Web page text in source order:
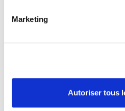
Marketing
Autoriser tous
Je bent nauwkeurig, stipt
Je werkt zelfstandig en
vaandel,
Je bent stressbestendig